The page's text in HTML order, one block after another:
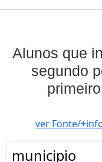
Alunos que
segundo
ver Fonte/
municipio